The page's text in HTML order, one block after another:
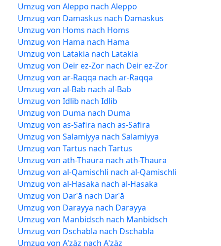
Umzug von Aleppo nach Aleppo
Umzug von Damaskus nach Damaskus
Umzug von Homs nach Homs
Umzug von Hama nach Hama
Umzug von Latakia nach Latakia
Umzug von Deir ez-Zor nach Deir ez-Zor
Umzug von ar-Raqqa nach ar-Raqqa
Umzug von al-Bab nach al-Bab
Umzug von Idlib nach Idlib
Umzug von Duma nach Duma
Umzug von as-Safira nach as-Safira
Umzug von Salamiyya nach Salamiyya
Umzug von Tartus nach Tartus
Umzug von ath-Thaura nach ath-Thaura
Umzug von al-Qamischli nach al-Qamischli
Umzug von al-Hasaka nach al-Hasaka
Umzug von Darʿā nach Darʿā
Umzug von Darayya nach Darayya
Umzug von Manbidsch nach Manbidsch
Umzug von Dschabla nach Dschabla
Umzug von Aʿzāz nach Aʿzāz